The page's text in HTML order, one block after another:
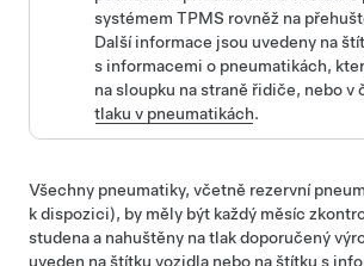
systémem TPMS rovněž na
Další informace jsou uvedeny na
s informacemi o pneumatikách,
na sloupku na straně řidiče, nebo v
tlaku v pneumatikách.
Všechny pneumatiky, včetně rezervní
k dispozici), by měly být každý měsíc
studena a nahuštěny na tlak doporučený
uveden na štítku vozidla nebo na štítku s